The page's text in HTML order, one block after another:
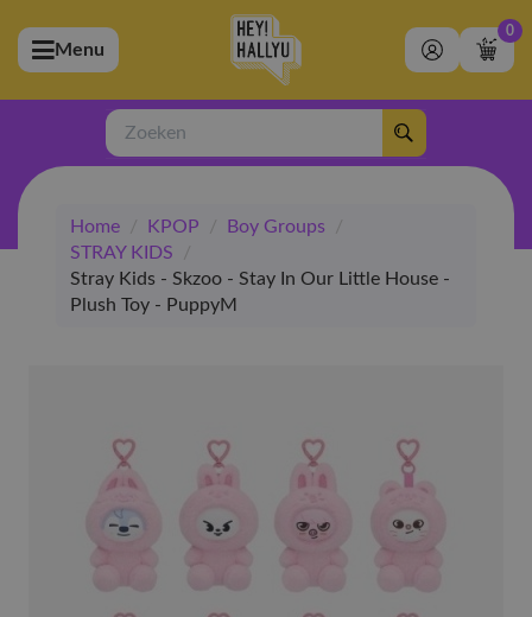
(Artiesten)
(Merchandise)
(Exclusive)
(Winkel)
Menu
0
Zoeken
Home / KPOP / Boy Groups
/
STRAY KIDS
/
Stray Kids - Skzoo - Stay In Our Little House -
Plush Toy - PuppyM